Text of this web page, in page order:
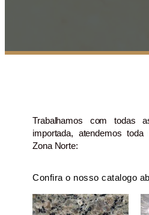
Trabalhamos com todas
importada, atendemos
Zona Norte:
Confira o nosso catalogo